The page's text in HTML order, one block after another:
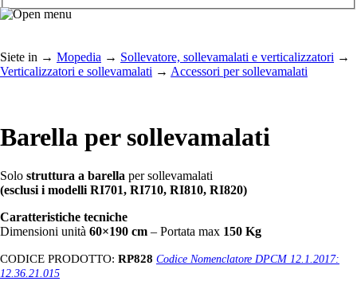
Siete in → Mopedia → Sollevatore, sollevamalati e verticalizzatori →
Verticalizzatori e sollevamalati → Accessori per sollevamalati
Barella per sollevamalati
Solo struttura a barella per sollevamalati
(esclusi i modelli RI701, RI710, RI810, RI820)
Caratteristiche tecniche
Dimensioni unità 60×190 cm – Portata max 150 Kg
CODICE PRODOTTO: RP828 Codice Nomenclatore DPCM 12.1.2017:
12.36.21.015